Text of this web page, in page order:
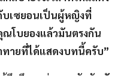
บเซยอนเป็นผู้หญิงที่
โบยองแล้วมันตรงกัน
ทายที่ได้แสดงบทนี้ครับ”